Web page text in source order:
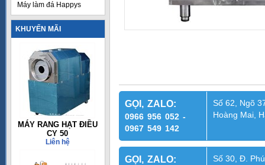
Máy làm đá Happys
KHUYẾN MÃI
MÁY RANG HẠT ĐIỀU
CY 50
Liên hệ
GỌI, ZALO:
0966 956 052 -
0967 549 142
Số 62, Ngõ
Hoàng Mai,
GỌI, ZALO:
Số 30, Đ.